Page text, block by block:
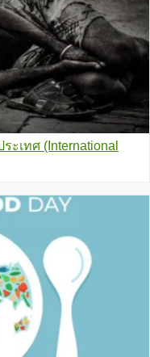
เทศ (International